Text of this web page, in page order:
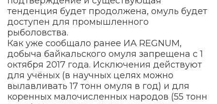
тенденция будет продолжена, омуль будет
доступен для промышленного
рыболовства.
Как уже сообщало ранее ИА REGNUM,
добыча байкальского омуля запрещена с 1
октября 2017 года. Исключения действуют
для учёных (в научных целях можно
вылавливать 17 тонн омуля в год) и для
коренных малочисленных народов (55 тонн